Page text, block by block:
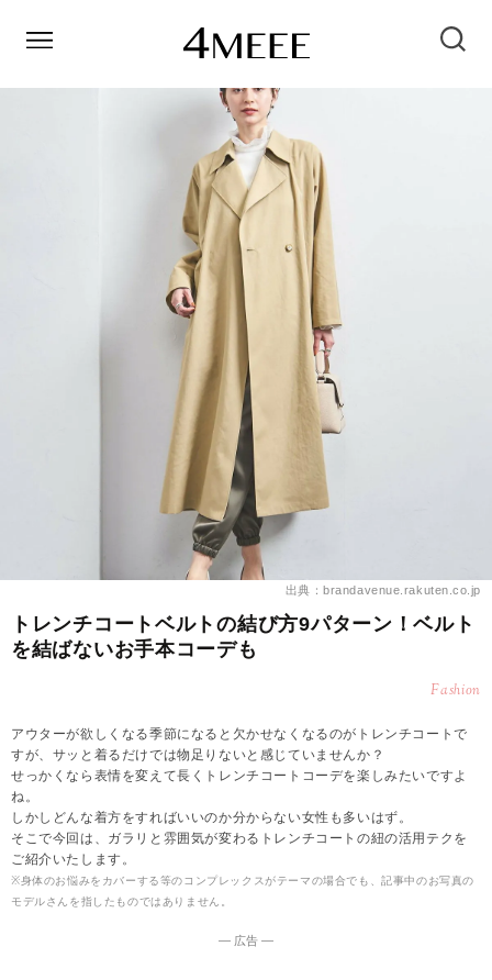
出典：brandavenue.rakuten.co.jp
トレンチコートベルトの結び方9パターン！ベルト
を結ばないお手本コーデも
Fashion
アウターが欲しくなる季節になると欠かせなくなるのがトレンチコートで
すが、サッと着るだけでは物足りないと感じていませんか？
せっかくなら表情を変えて長くトレンチコートコーデを楽しみたいですよ
ね。
しかしどんな着方をすればいいのか分からない女性も多いはず。
そこで今回は、ガラリと雰囲気が変わるトレンチコートの紐の活用テクを
ご紹介いたします。
※身体のお悩みをカバーする等のコンプレックスがテーマの場合でも、記事中のお写真の
モデルさんを指したものではありません。
― 広告 ―